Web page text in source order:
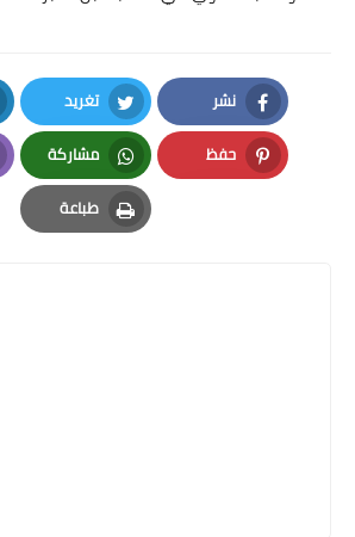
نشر
Facebook
تغريد
Twitter
حفظ
Pinterest
مشاركة
Whatsapp
طباعة
Print